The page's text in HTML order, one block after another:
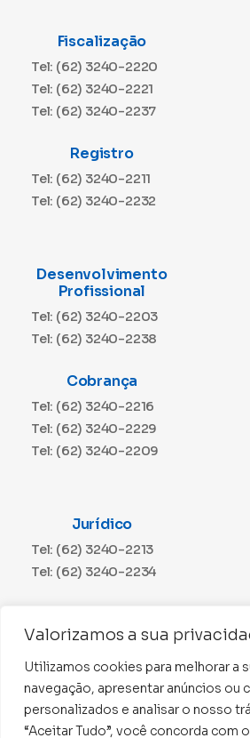
Valorizamos a sua
Utilizamos cookies para melhorar a
navegação, apresentar anúncios ou
personalizados e analisar o nosso
“Aceitar Tudo”, você concorda com
Fiscalização
Tel: (62) 3240-2220
Tel: (62) 3240-2221
Tel: (62) 3240-2237
Registro
Tel: (62) 3240-2211
Tel: (62) 3240-2232
Desenvolvimento
Profissional
Tel: (62) 3240-2203
Tel: (62) 3240-2238
Cobrança
Tel: (62) 3240-2216
Tel: (62) 3240-2229
Tel: (62) 3240-2209
Jurídico
Tel: (62) 3240-2213
Tel: (62) 3240-2234
Tel: (62) 3240-2230
CNPJ: 01.015.676/